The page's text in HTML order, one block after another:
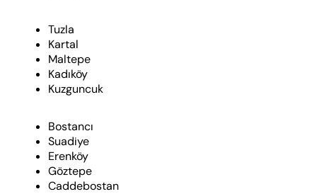
Tuzla
Kartal
Maltepe
Kadıköy
Kuzguncuk
Bostancı
Suadiye
Erenköy
Göztepe
Caddebostan